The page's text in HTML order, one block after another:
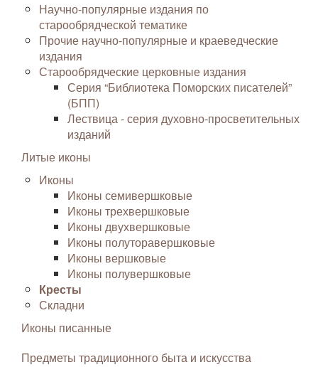
Научно-популярные издания по
старообрядческой тематике
Прочие научно-популярные и краеведческие
издания
Старообрядческие церковные издания
Серия “Библиотека Поморских писателей”
(БПП)
Лествица - серия духовно-просветительных
изданий
Литые иконы
Иконы
Иконы семивершковые
Иконы трехвершковые
Иконы двухвершковые
Иконы полуторавершковые
Иконы вершковые
Иконы полувершковые
Кресты
Складни
Иконы писанные
Предметы традиционного быта и искусства